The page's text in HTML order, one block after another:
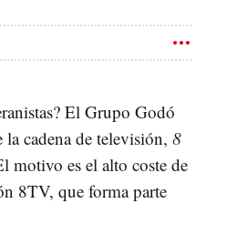
El Grupo Godó
cadena de televisión, 8
motivo es el alto coste de
8TV, que forma parte